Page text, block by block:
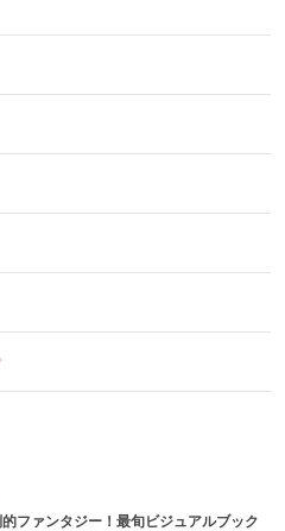
的ファンタジー！最旬ビジュアルブック